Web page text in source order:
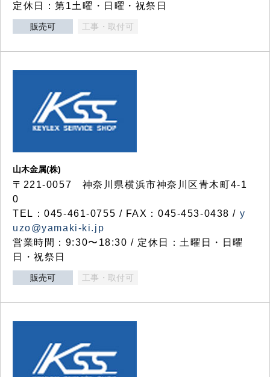
定休日：第1土曜・日曜・祝祭日
販売可 工事・取付可
山木金属(株)
〒221-0057 神奈川県横浜市神奈川区青木町4-1
0
TEL：045-461-0755 / FAX：045-453-0438 / y
uzo@yamaki-ki.jp
営業時間：9:30〜18:30 / 定休日：土曜日・日曜
日・祝祭日
販売可 工事・取付可